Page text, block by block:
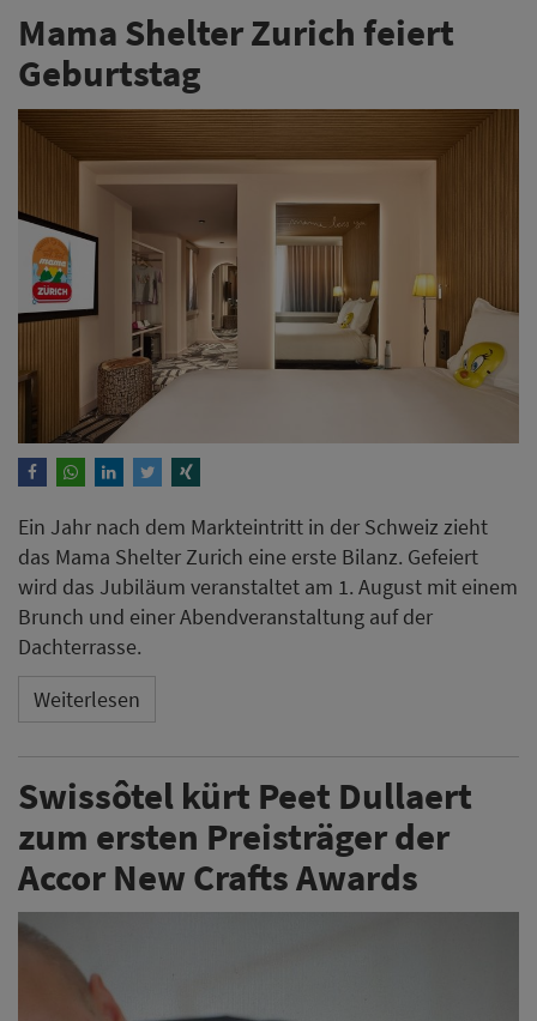
Mama Shelter Zurich feiert
Geburtstag
Ein Jahr nach dem Markteintritt in der Schweiz zieht
das Mama Shelter Zurich eine erste Bilanz. Gefeiert
wird das Jubiläum veranstaltet am 1. August mit einem
Brunch und einer Abendveranstaltung auf der
Dachterrasse.
Weiterlesen
Swissôtel kürt Peet Dullaert
zum ersten Preisträger der
Accor New Crafts Awards